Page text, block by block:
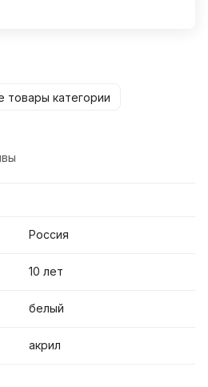
товары категории
Россия
10 лет
белый
акрил